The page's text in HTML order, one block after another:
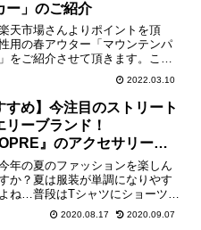
ー」のご紹介
天市場さんよりポイントを頂
用の春アウター「マウンテンパ
をご紹介させて頂きます。これ
れる季節にぴったりの商品となっ
、アウトドアシーンはもちろんタ
ースでも重宝する1着となっていま
おすすめ春アウター...
2022.03.10
すめ】今注目のストリート
リーブランド！
』のアクセサリーの
！
年の夏のファッションを楽しん
か？夏は服装が単調になりやす
ね…普段はTシャツにショーツを
る事が多いのですが、何かアクセ
欲しいなーとずっと思っていまし
2020.08.17 2020.09.07